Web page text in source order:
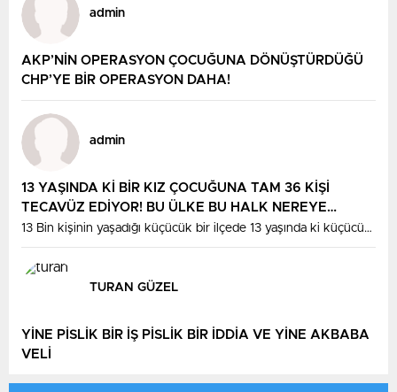
admin
AKP’NİN OPERASYON ÇOCUĞUNA DÖNÜŞTÜRDÜĞÜ
CHP’YE BİR OPERASYON DAHA!
admin
13 YAŞINDA Kİ BİR KIZ ÇOCUĞUNA TAM 36 KİŞİ
TECAVÜZ EDİYOR! BU ÜLKE BU HALK NEREYE
SAVRULDU NASIL SAVRULDU!
13 Bin kişinin yaşadığı küçücük bir ilçede 13 yaşında ki küçücük
bir kız çocuğuna tam 36 kişi tecavüz ediyor ise bu; toplumsal
olarak çürümüşlüğümüzün hangi boyutlara ulaştığını ibret verici
şekilde ortaya koymaktadır!
TURAN GÜZEL
YİNE PİSLİK BİR İŞ PİSLİK BİR İDDİA VE YİNE AKBABA
VELİ